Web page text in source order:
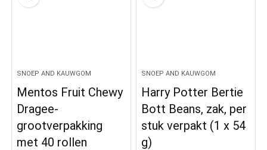
SNOEP AND KAUWGOM
Mentos Fruit Chewy
Dragee-
grootverpakking
met 40 rollen
SNOEP AND KAUWGOM
Harry Potter Bertie
Bott Beans, zak, per
stuk verpakt (1 x 54
g)